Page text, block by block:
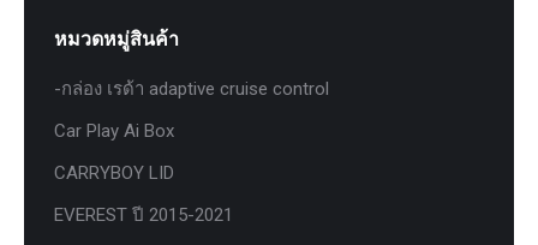
หมวดหมู่สินค้า
-กล่อง เรด้า adaptive cruise control
Car Play Ai Box
CARRYBOY LID
EVEREST ปี 2015-2021